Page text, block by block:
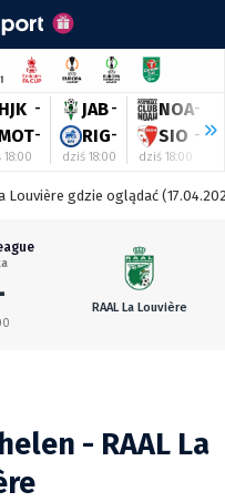
HJK -
-
18:00
JAB-
RIG-
dziś 18:00
NOA-
SIO -
dziś 18:00
Louvière gdzie oglądać
RAAL La Louvière
- RAAL La